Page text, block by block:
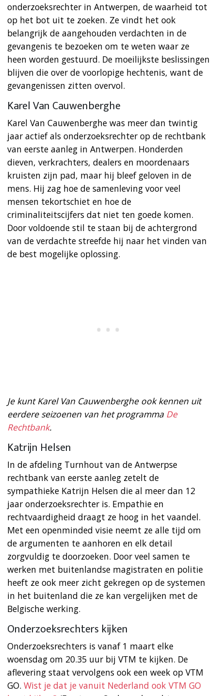
onderzoeksrechter in Antwerpen, de waarheid tot
op het bot uit te zoeken. Ze vindt het ook
belangrijk de aangehouden verdachten in de
gevangenis te bezoeken om te weten waar ze
heen worden gestuurd. De moeilijkste beslissingen
blijven die over de voorlopige hechtenis, want de
gevangenissen zitten overvol.
Karel Van Cauwenberghe
Karel Van Cauwenberghe was meer dan twintig
jaar actief als onderzoeksrechter op de rechtbank
van eerste aanleg in Antwerpen. Honderden
dieven, verkrachters, dealers en moordenaars
kruisten zijn pad, maar hij bleef geloven in de
mens. Hij zag hoe de samenleving voor veel
mensen tekortschiet en hoe de
criminaliteitscijfers dat niet ten goede komen.
Door voldoende stil te staan bij de achtergrond
van de verdachte streefde hij naar het vinden van
de best mogelijke oplossing.
Je kunt Karel Van Cauwenberghe ook kennen uit
eerdere seizoenen van het programma De
Rechtbank.
Katrijn Helsen
In de afdeling Turnhout van de Antwerpse
rechtbank van eerste aanleg zetelt de
sympathieke Katrijn Helsen die al meer dan 12
jaar onderzoeksrechter is. Empathie en
rechtvaardigheid draagt ze hoog in het vaandel.
Met een openminded visie neemt ze alle tijd om
de argumenten te aanhoren en elk detail
zorgvuldig te doorzoeken. Door veel samen te
werken met buitenlandse magistraten en politie
heeft ze ook meer zicht gekregen op de systemen
in het buitenland die ze kan vergelijken met de
Belgische werking.
Onderzoeksrechters kijken
Onderzoeksrechters is vanaf 1 maart elke
woensdag om 20.35 uur bij VTM te kijken. De
aflevering staat vervolgens ook een week op VTM
GO. Wist je dat je vanuit Nederland ook VTM GO